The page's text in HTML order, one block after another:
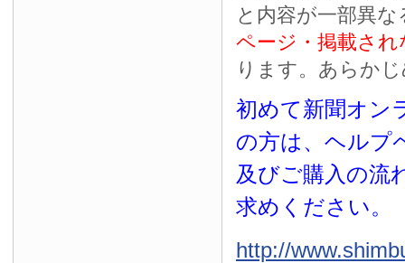
と内容が一部異な
ページ・掲載され
ります。あらか
初めて新聞オン
の方は、ヘルプ
及びご購入の流
求めください。
http://